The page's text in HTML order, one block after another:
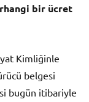
bir ücret
Kimliğinle
belgesi
bugün itibariyle